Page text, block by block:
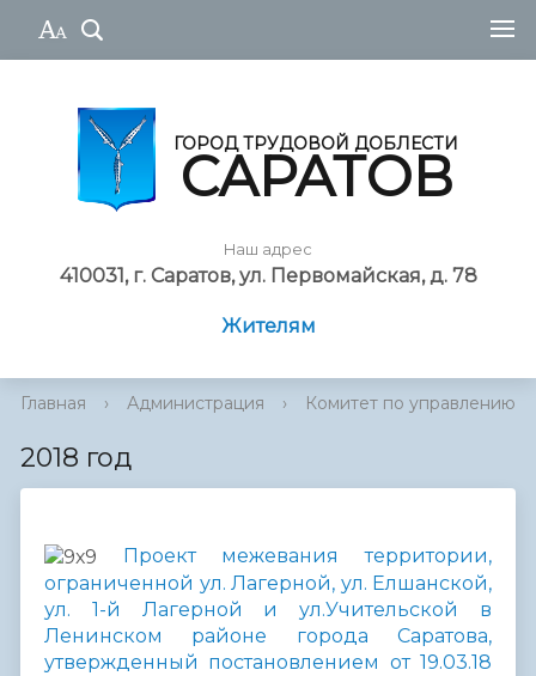
ГОРОД ТРУДОВОЙ ДОБЛЕСТИ
САРАТОВ
Наш адрес
410031, г. Саратов, ул. Первомайская, д. 78
Жителям
Главная › Администрация › Комитет по управлению
2018 год
Проект межевания территории,
ограниченной ул. Лагерной, ул. Елшанской,
ул. 1-й Лагерной и ул.Учительской в
Ленинском районе города Саратова,
утвержденный постановлением от 19.03.18